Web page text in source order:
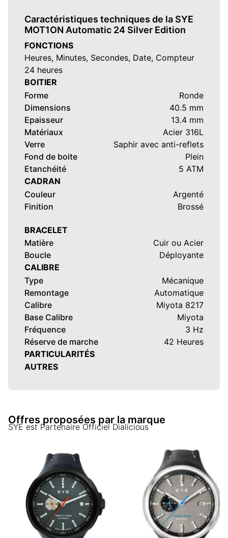
Caractéristiques techniques de la SYE
MOT1ON Automatic 24 Silver Edition
FONCTIONS
Heures, Minutes, Secondes, Date, Compteur
24 heures
BOITIER
Forme
Ronde
Dimensions
40.5 mm
Epaisseur
13.4 mm
Matériaux
Acier 316L
Verre
Saphir avec anti-reflets
Fond de boite
Plein
Etanchéité
5 ATM
CADRAN
Couleur
Argenté
Finition
Brossé
BRACELET
Matière
Cuir ou Acier
Boucle
Déployante
CALIBRE
Type
Mécanique
Remontage
Automatique
Calibre
Miyota 8217
Base Calibre
Miyota
Fréquence
3 Hz
Réserve de marche
42 Heures
PARTICULARITÉS
AUTRES
Offres proposées par la marque
SYE est Partenaire Officiel Dialicious